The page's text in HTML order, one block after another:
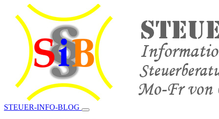
STEUER-INFO-BLOG